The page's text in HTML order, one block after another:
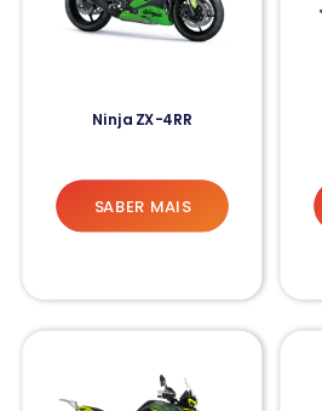
Ninja ZX-4RR
SABER MAIS